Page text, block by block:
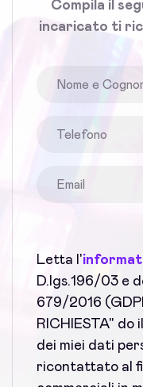
Compila il
incaricato ti
Letta l'
D.lgs.196/03 e
679/2016
RICHIESTA"
dei miei dati
ricontattato al